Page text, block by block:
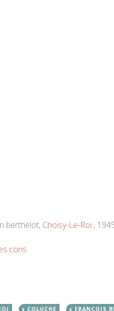
berthelot, Choisy-Le-Roi ,
cons
COLUCHE
FRANÇOIS